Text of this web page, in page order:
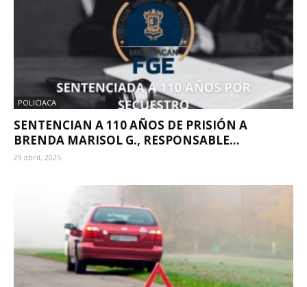
POLICIACA
SENTENCIAN A 110 AÑOS DE PRISIÓN A
BRENDA MARISOL G., RESPONSABLE...
29 abril, 2025